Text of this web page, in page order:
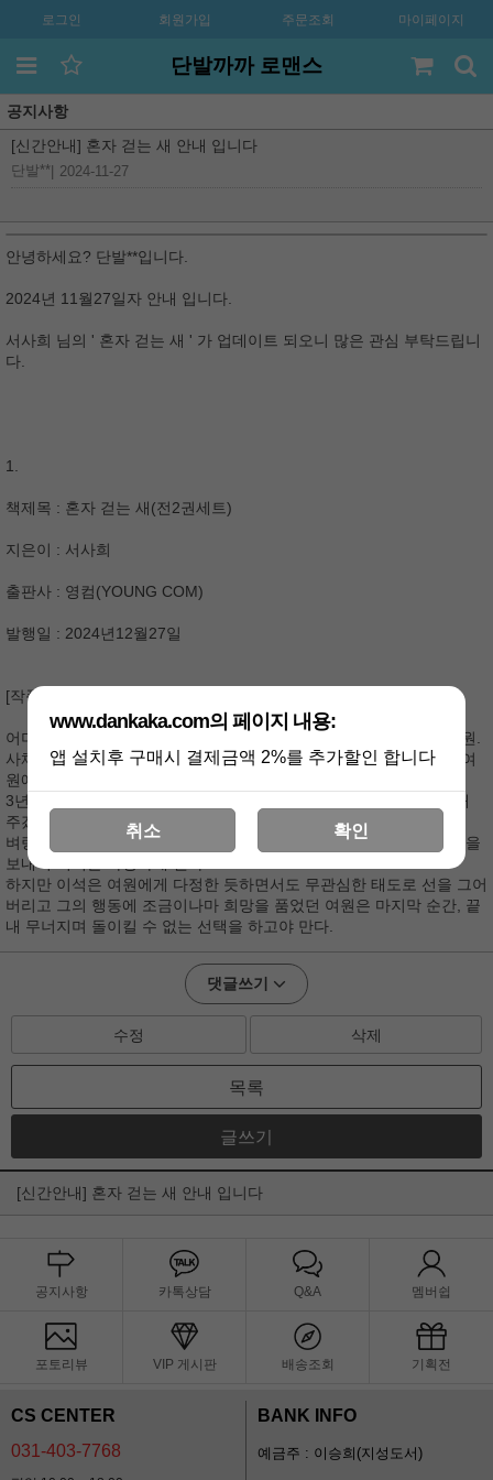
로그인 회원가입 주문조회 마이페이지
단발까까 로맨스
공지사항
[신간안내] 혼자 걷는 새 안내 입니다
단발** 2024-11-27
안녕하세요? 단발**입니다.
2024년 11월27일자 안내 입니다.
서사희 님의 ' 혼자 걷는 새 ' 가 업데이트 되오니 많은 관심 부탁드립니
다.
1.
책제목 : 혼자 걷는 새(전2권세트)
지은이 : 서사희
출판사 : 영컴(YOUNG COM)
발행일 : 2024년12월27일
[작품 소개]
어머니가 남긴 사채 빚으로 인해 한순간에 나락으로 떨어지게 된 여원.
사채업체 사장에게 채권을 양도하던 중 우연히 그곳을 찾은 이석은 여
원에게 한 가지 제안을 한다.
3년 동안 자신의 파트너가 되어주는 대가로 사채 상환 기한을 연장해
주겠다는 것.
벼랑 끝에 몰려있던 여원은 그 제안을 받아들이고, 그렇게 함께 시간을
보내며 이석을 사랑하게 된다.
하지만 이석은 여원에게 다정한 듯하면서도 무관심한 태도로 선을 그어
버리고 그의 행동에 조금이나마 희망을 품었던 여원은 마지막 순간, 끝
내 무너지며 돌이킬 수 없는 선택을 하고야 만다.
댓글쓰기
수정 삭제
목록
글쓰기
[신간안내] 혼자 걷는 새 안내 입니다
공지사항 카톡상담 Q&A 멤버쉽
포토리뷰 VIP 게시판 배송조회 기획전
CS CENTER
031-403-7768
BANK INFO
예금주 : 이승희(지성도서)
www.dankaka.com의 페이지 내용:
앱 설치후 구매시 결제금액 2%를 추가할인 합니다
취소 확인